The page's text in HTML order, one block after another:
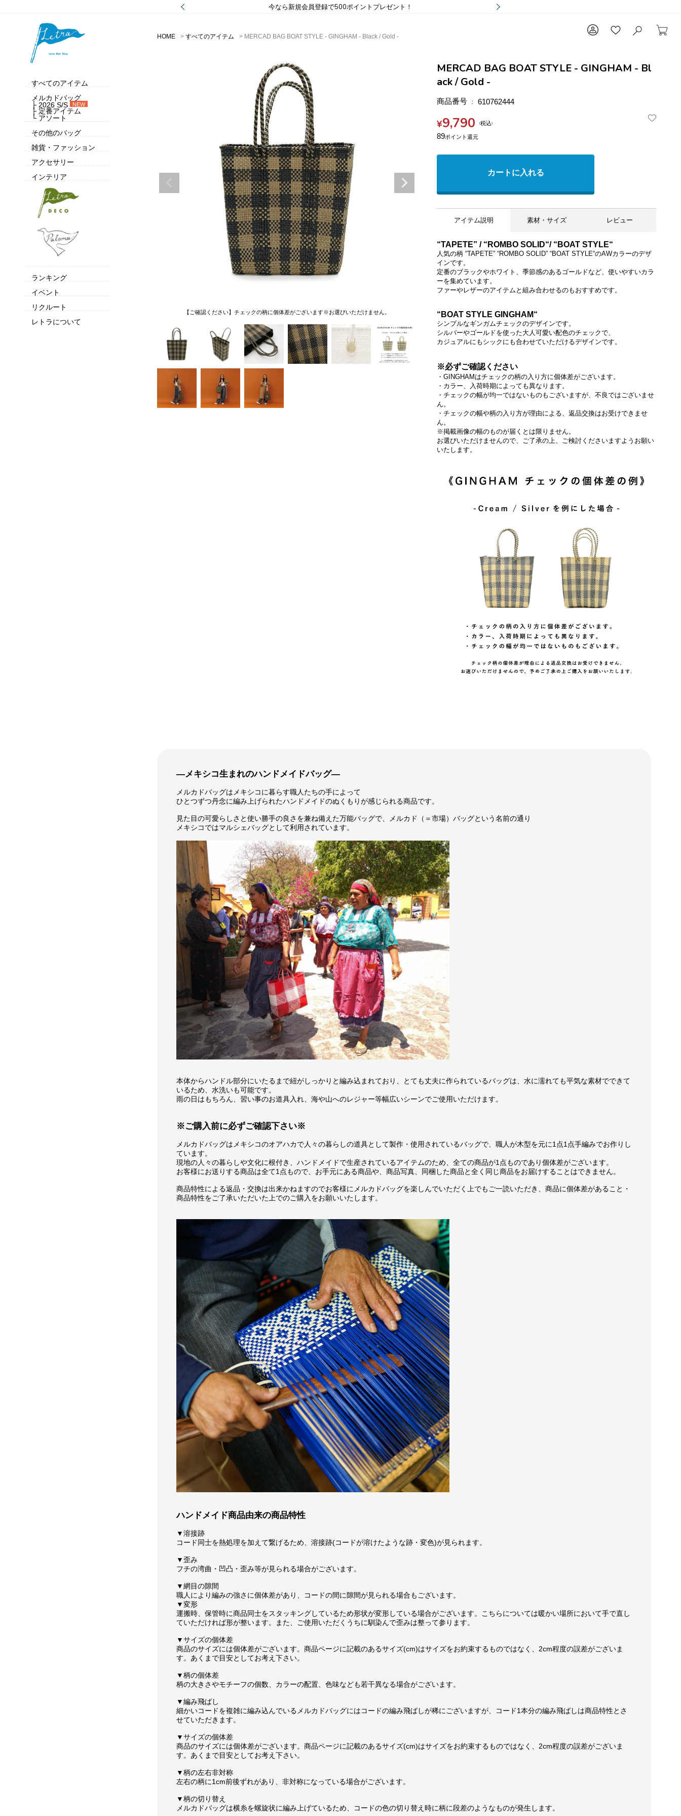
今なら新規会員登録で500ポイントプレゼント！
すべてのアイテム
メルカドバッグ
├ 2026 S/S
NEW
├ 定番アイテム
└ アソート
その他のバッグ
雑貨・ファッション
アクセサリー
インテリア
ランキング
イベント
リクルート
レトラについて
HOME すべてのアイテム MERCAD BAG BOAT STYLE - GINGHAM - Black / Gold -
【ご確認ください】チェックの柄に個体差がございます※お選びいただけません。 【ご確認ください】チェックの柄に個体差がございます※お選びいただけません。
MERCAD BAG BOAT STYLE - GINGHAM - Bl
ack / Gold -
商品番号 610762444
¥9,790 税込
89
カートに入れる
アイテム説明 素材・サイズ レビュー
“TAPETE” / “ROMBO SOLID“/ “BOAT STYLE“
人気の柄 “TAPETE” “ROMBO SOLID” “BOAT STYLE“のAWカラーのデザ
インです。
定番のブラックやホワイト、季節感のあるゴールドなど、使いやすいカラ
ーを集めています。
ファーやレザーのアイテムと組み合わせるのもおすすめです。
“BOAT STYLE GINGHAM“
シンプルなギンガムチェックのデザインです。
シルバーやゴールドを使った大人可愛い配色のチェックで、
カジュアルにもシックにも合わせていただけるデザインです。
※必ずご確認ください
・GINGHAMはチェックの柄の入り方に個体差がございます。
・カラー、入荷時期によっても異なります。
・チェックの幅が均一ではないものもございますが、不良ではございませ
ん。
・チェックの幅や柄の入り方が理由による、返品交換はお受けできませ
ん。
※掲載画像の幅のものが届くとは限りません。
お選びいただけませんので、ご了承の上、ご検討くださいますようお願い
いたします。
―メキシコ生まれのハンドメイドバッグ―
メルカドバッグはメキシコに暮らす職人たちの手によって
ひとつずつ丹念に編み上げられたハンドメイドのぬくもりが感じられる商品です。
見た目の可愛らしさと使い勝手の良さを兼ね備えた万能バッグで、メルカド（＝市場）バッグという名前の通り
メキシコではマルシェバッグとして利用されています。
本体からハンドル部分にいたるまで紐がしっかりと編み込まれており、とても丈夫に作られているバッグは、水に濡れても平気な素材でできて
いるため、水洗いも可能です。
雨の日はもちろん、習い事のお道具入れ、海や山へのレジャー等幅広いシーンでご使用いただけます。
※ご購入前に必ずご確認下さい※
メルカドバッグはメキシコのオアハカで人々の暮らしの道具として製作・使用されているバッグで、職人が木型を元に1点1点手編みでお作りし
ています。
現地の人々の暮らしや文化に根付き、ハンドメイドで生産されているアイテムのため、全ての商品が1点ものであり個体差がございます。
お客様にお送りする商品は全て1点もので、お手元にある商品や、商品写真、同梱した商品と全く同じ商品をお届けすることはできません。
商品特性による返品・交換は出来かねますのでお客様にメルカドバッグを楽しんでいただく上でもご一読いただき、商品に個体差があること・
商品特性をご了承いただいた上でのご購入をお願いいたします。
ハンドメイド商品由来の商品特性
▼溶接跡
コード同士を熱処理を加えて繋げるため、溶接跡(コードが溶けたような跡・変色)が見られます。
▼歪み
フチの湾曲・凹凸・歪み等が見られる場合がございます。
▼網目の隙間
職人により編みの強さに個体差があり、コードの間に隙間が見られる場合もございます。
▼変形
運搬時、保管時に商品同士をスタッキングしているため形状が変形している場合がございます。こちらについては暖かい場所において手で直し
ていただければ形が整います。また、ご使用いただくうちに馴染んで歪みは整って参ります。
▼サイズの個体差
商品のサイズには個体差がございます。商品ページに記載のあるサイズ(cm)はサイズをお約束するものではなく、2cm程度の誤差がございま
す。あくまで目安としてお考え下さい。
▼柄の個体差
柄の大きさやモチーフの個数、カラーの配置、色味なども若干異なる場合がございます。
▼編み飛ばし
細かいコードを複雑に編み込んでいるメルカドバッグにはコードの編み飛ばしが稀にございますが、コード1本分の編み飛ばしは商品特性とさ
せていただきます。
▼サイズの個体差
商品のサイズには個体差がございます。商品ページに記載のあるサイズ(cm)はサイズをお約束するものではなく、2cm程度の誤差がございま
す。あくまで目安としてお考え下さい。
▼柄の左右非対称
左右の柄に1cm前後ずれがあり、非対称になっている場合がございます。
▼柄の切り替え
メルカドバッグは横糸を螺旋状に編み上げているため、コードの色の切り替え時に柄に段差のようなものが発生します。